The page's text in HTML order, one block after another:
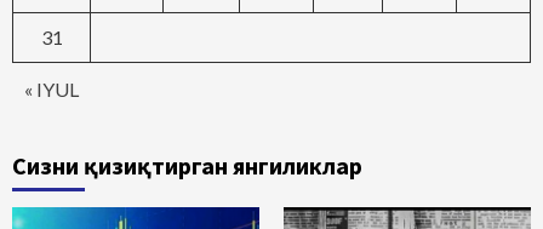
« IYUL
31
Сизни қизиқтирган янгиликлар